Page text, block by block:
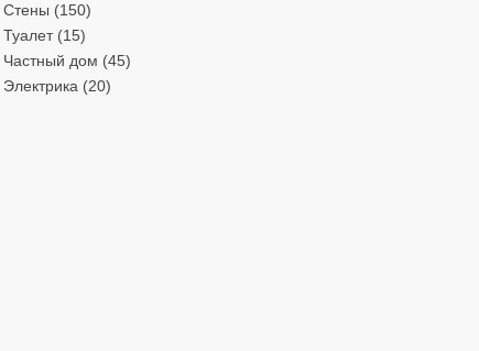
Стены (150)
Туалет(15)
Частный дом (45)
Электрика (20)